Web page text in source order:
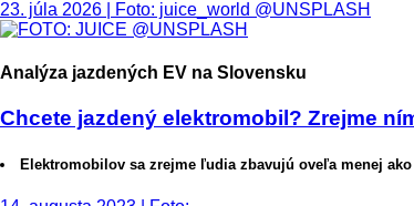
23. júla 2026 | Foto: juice_world @UNSPLASH
Analýza jazdených EV na Slovensku
Chcete jazdený elektromobil? Zrejme
Elektromobilov sa zrejme ľudia zbavujú oveľa menej